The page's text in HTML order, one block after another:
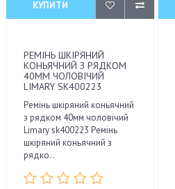
КУПИТИ
РЕМІНЬ ШКІРЯНИЙ
КОНЬЯЧНИЙ З РЯДКОМ
40ММ ЧОЛОВІЧИЙ
LIMARY SK400223
Ремінь шкіряний коньячний
з рядком 40мм чоловічий
Limary sk400223 Ремінь
шкіряний коньячний з
рядко..